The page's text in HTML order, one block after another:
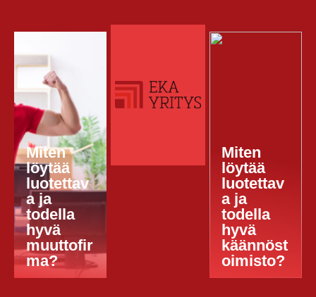
Miten
löytää
luotettav
a ja
todella
hyvä
muuttofir
ma?
Miten
löytää
luotettav
a ja
todella
hyvä
käännöst
oimisto?